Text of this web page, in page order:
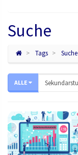
Suche
Tags Suche
ALLE